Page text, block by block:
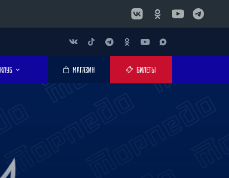
КЛУБ МАГАЗИН БИЛЕТЫ